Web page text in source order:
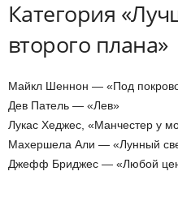
Категория
второго плана»
Майкл Шеннон — «Под
Дев Патель — «Лев»
Лукас Хеджес, «Манчестер у
Махершела Али — «Лунный
Джефф Бриджес — «Любой